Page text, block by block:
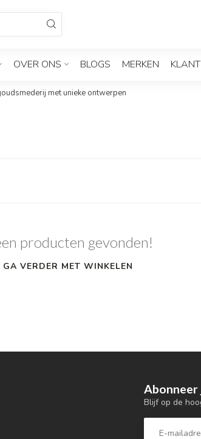
OVER ONS BLOGS MERKEN
met unieke ontwerpen
producten gevonden!
GA VERDER MET WINKELEN
Abonneer
Blijf op de